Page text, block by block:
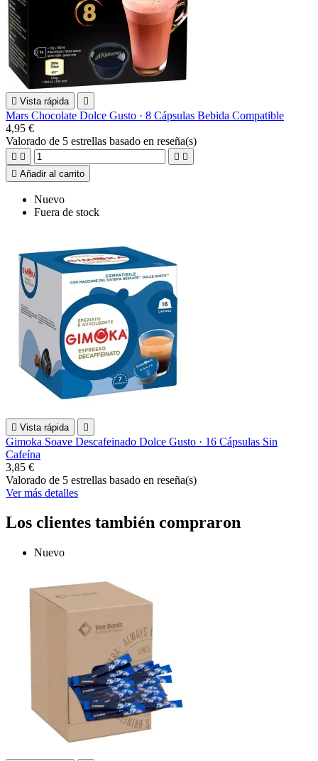
 Vista rápida 
Mars Chocolate Dolce Gusto · 8 Cápsulas Bebida Compatible
4,95 €
Valorado de 5 estrellas basado en reseña(s)
   
 Añadir al carrito
Nuevo
Fuera de stock
 Vista rápida 
Gimoka Soave Descafeinado Dolce Gusto · 16 Cápsulas Sin
Cafeína
3,85 €
Valorado de 5 estrellas basado en reseña(s)
Ver más detalles
Los clientes también compraron
Nuevo